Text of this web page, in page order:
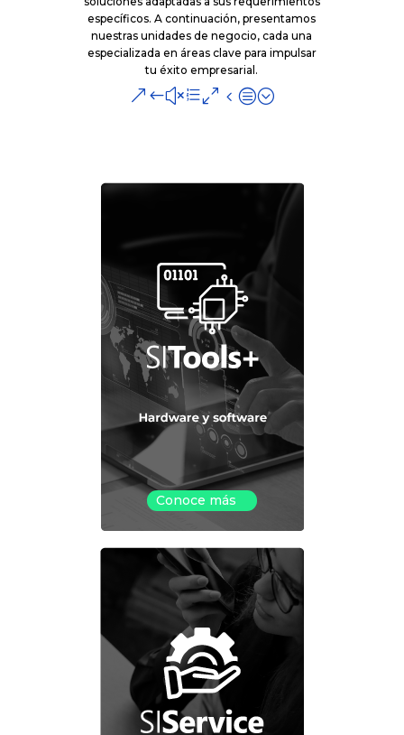
específicos. A continuación, presentamos
nuestras unidades de negocio, cada una
especializada en áreas clave para impulsar
tu éxito empresarial.
&#xe04c;
Conoce más